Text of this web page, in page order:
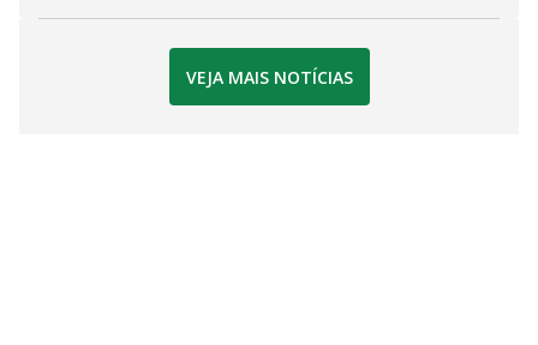
VEJA MAIS NOTÍCIAS